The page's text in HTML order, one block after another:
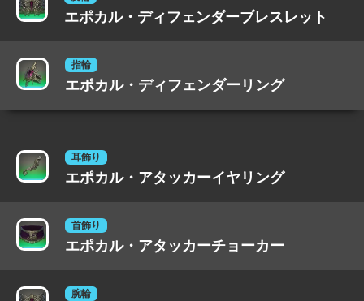
エポカル・ディフェンダーブレスレット
指輪
エポカル・ディフェンダーリング
耳飾り
エポカル・アタッカーイヤリング
首飾り
エポカル・アタッカーチョーカー
腕輪